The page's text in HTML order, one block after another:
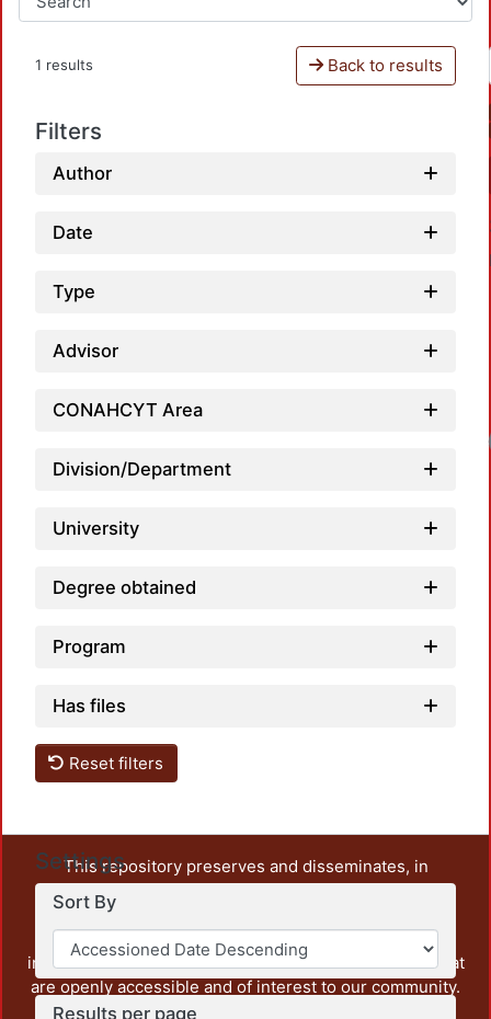
1 results Back to results
Filters
Author
Date
Type
Advisor
CONAHCYT Area
Division/Department
University
Degree obtained
Program
Has files
Reset filters
Settings
Sort By
Results per page
This repository preserves and disseminates, in
unrestricted open access, the teaching and research
output of UAM Azcapotzalco. It also includes some
administrative and graphic documents from the
institution, as well as content from other institutions that
are openly accessible and of interest to our community.